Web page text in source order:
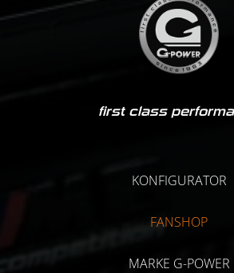
first class
KONFIGURATOR
FANSHOP
MARKE G-POWER